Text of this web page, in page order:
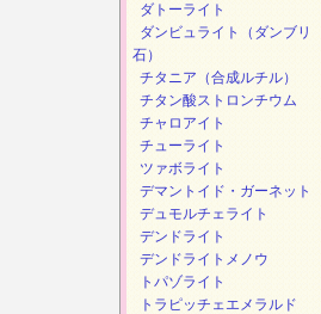
ダトーライト
ダンビュライト（ダンブリ
石）
チタニア（合成ルチル）
チタン酸ストロンチウム
チャロアイト
チューライト
ツァボライト
デマントイド・ガーネット
デュモルチェライト
デンドライト
デンドライトメノウ
トパゾライト
トラピッチェエメラルド